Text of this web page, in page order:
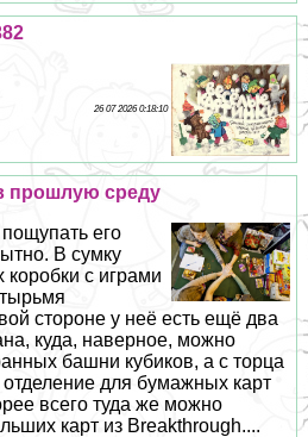
26 07 2026 0:18:10
прошлую среду
его
В сумку
с играми
стороне у неё есть ещё два
куда, наверное, можно
башни кубиков, а с торца
для бумажных карт
всего туда же можно
карт из Breakthrough....